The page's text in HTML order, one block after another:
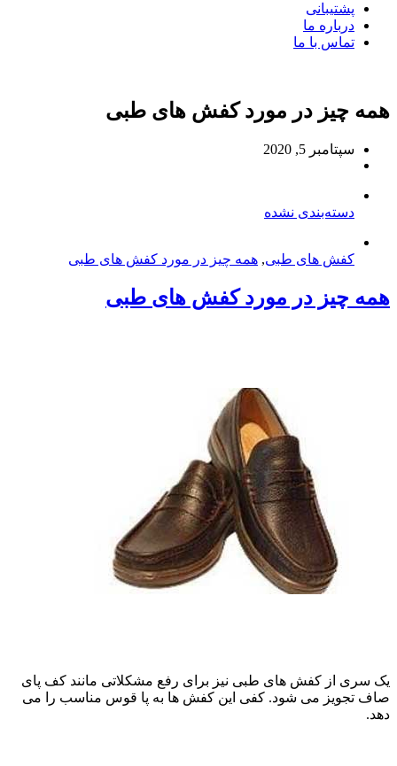
پشتیبانی
درباره ما
تماس با ما
همه چیز در مورد کفش های طبی
سپتامبر 5, 2020
دسته‌بندی نشده
کفش های طبی, همه چیز در مورد کفش های طبی
همه چیز در مورد کفش های طبی
یک سری از کفش های طبی نیز برای رفع مشکلاتی مانند کف پای
صاف تجویز می شود. کفی این کفش ها به پا قوس مناسب را می
دهد.